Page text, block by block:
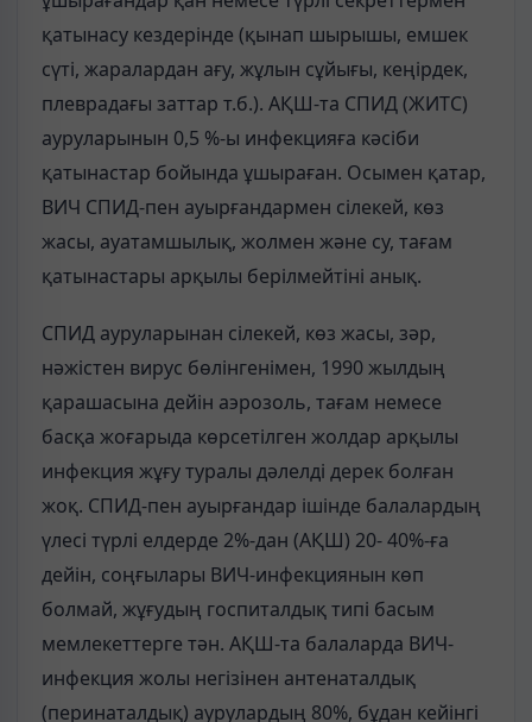
қатынасу кездерінде (қынап шырышы, емшек
сүті, жаралардан ағу, жұлын сұйығы, кеңірдек,
плеврадағы заттар т.б.). АҚШ-та СПИД (ЖИТС)
ауруларынын 0,5 %-ы инфекцияға кәсіби
қатынастар бойында ұшыраған. Осымен қатар,
ВИЧ СПИД-пен ауырғандармен сілекей, көз
жасы, ауатамшылық, жолмен және су, тағам
қатынастары арқылы берілмейтіні анық.
СПИД ауруларынан сілекей, көз жасы, зәр,
нәжістен вирус бөлінгенімен, 1990 жылдың
қарашасына дейін аэрозоль, тағам немесе
басқа жоғарыда көрсетілген жолдар арқылы
инфекция жұғу туралы дәлелді дерек болған
жоқ. СПИД-пен ауырғандар ішінде балалардың
үлесі түрлі елдерде 2%-дан (АҚШ) 20- 40%-ға
дейін, соңғылары ВИЧ-инфекциянын көп
болмай, жұғудың госпиталдық типі басым
мемлекеттерге тән. АҚШ-та балаларда ВИЧ-
инфекция жолы негізінен антенаталдық
(перинаталдық) аурулардың 80%, бұдан кейінгі